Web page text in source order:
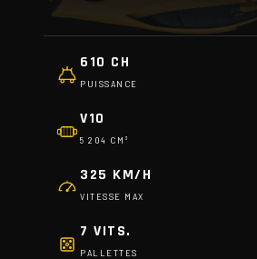
610 CH
PUISSANCE
V10
5 204 CM³
325 KM/H
VITESSE MAX
7 VITS.
PALLETTES